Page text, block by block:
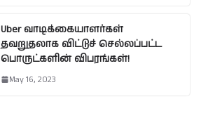
Uber வாடிக்கையாளர்கள்
தவறுதலாக விட்டுச் செல்லப்பட்ட
பொருட்களின் விபரங்கள்!
May 16, 2023